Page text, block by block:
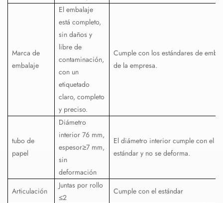
Marca de
embalaje
El embalaje
está completo,
sin daños y
libre de
contaminación,
con un
etiquetado
claro, completo
y preciso.
Cumple con los estándares de
de la empresa.
tubo de
papel
Diámetro
interior 76 mm,
espesor≥7 mm,
sin
deformación
El diámetro interior cumple con el
estándar y no se deforma.
Articulación
Juntas por rollo
≤2
Cumple con el estándar